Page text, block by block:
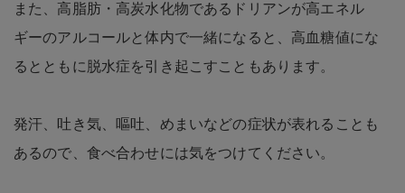
また、高脂肪・高炭水化物であるドリアンが高エネル
ギーのアルコールと体内で一緒になると、高血糖値にな
るとともに脱水症を引き起こすこともあります。
発汗、吐き気、嘔吐、めまいなどの症状が表れることも
あるので、食べ合わせには気をつけてください。